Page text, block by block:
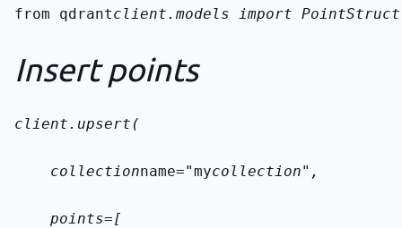
from qdrantclient.models import PointStruct
Insert points
client.upsert(
    collection
name="mycollection",
    points=[